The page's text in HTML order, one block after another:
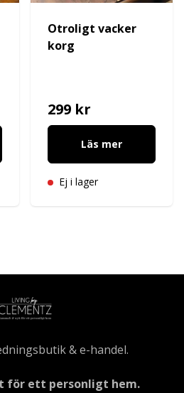
Otroligt vacker
korg
299 kr
Läs mer
Ej i lager
& e-handel.
för ett personligt hem.